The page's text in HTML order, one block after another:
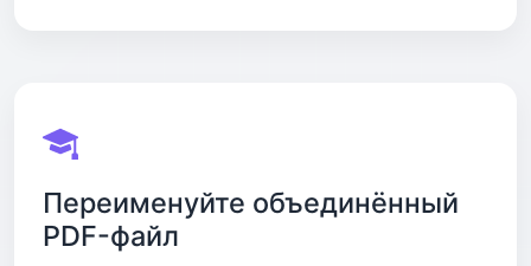
Переименуйте объединённый
PDF-файл